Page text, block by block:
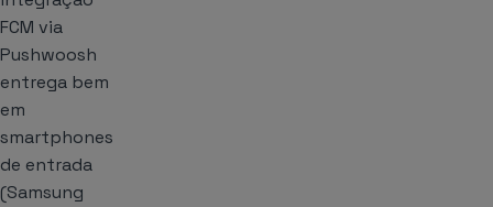
FCM via
Pushwoosh
entrega bem
em
smartphones
de entrada
(Samsung